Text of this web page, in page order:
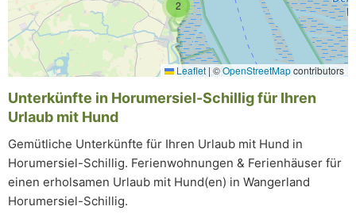
2
Leaflet|©OpenStreetMapcontributors
Unterkünfte in Horumersiel-Schillig für Ihren
Urlaub mit Hund
Gemütliche Unterkünfte für Ihren Urlaub mit Hund in
Horumersiel-Schillig. Ferienwohnungen & Ferienhäuser für
einen erholsamen Urlaub mit Hund(en) in Wangerland
Horumersiel-Schillig.